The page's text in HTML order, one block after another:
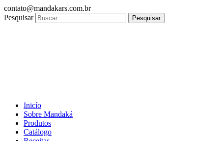
Ir
para
contato@mandakars.com.br
Pesquisar
Pesquisar
Inicío
Sobre Mandaká
Produtos
Catálogo